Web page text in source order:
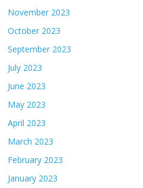
November 2023
October 2023
September 2023
July 2023
June 2023
May 2023
April 2023
March 2023
February 2023
January 2023